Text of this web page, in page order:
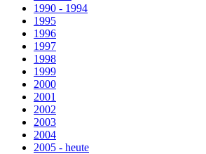
1990 - 1994
1995
1996
1997
1998
1999
2000
2001
2002
2003
2004
2005 - heute